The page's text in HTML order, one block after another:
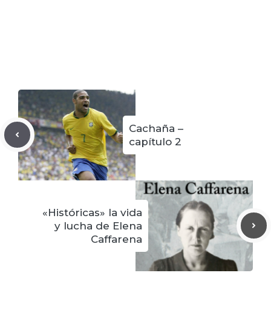
Cachaña –
capítulo 2
«Históricas» la vida
y lucha de Elena
Caffarena